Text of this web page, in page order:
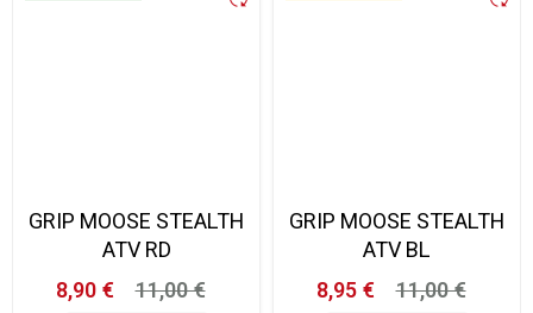
GRIP MOOSE STEALTH
ATV RD
8,90 €
11,00 €
GRIP MOOSE STEALTH
ATV BL
8,95 €
11,00 €